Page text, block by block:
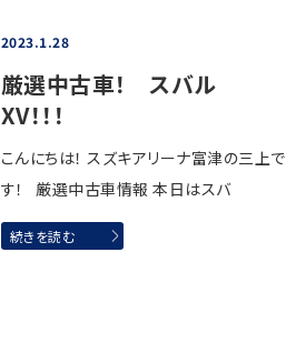
2023.1.28
厳選中古車！ スバル
XV！！！
こんにちは！ スズキアリーナ富津の三上で
す！ 厳選中古車情報 本日はスバ
続きを読む